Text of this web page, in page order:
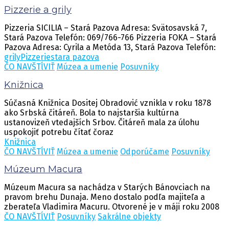
Pizzerie a grily
Pizzeria SICILIA – Stará Pazova Adresa: Svätosavská 7,
Stará Pazova Telefón: 069/766-766 Pizzeria FOKA – Stará
Pazova Adresa: Cyrila a Metóda 13, Stará Pazova Telefón:
grilyPizzeriestara pazova
ČO NAVŠTĺVIŤ Múzea a umenie Posuvníky
Knižnica
Súčasná Knižnica Dositej Obradović vznikla v roku 1878
ako Srbská čitáreň. Bola to najstaršia kultúrna
ustanovizeň vtedajších Srbov. Čitáreň mala za úlohu
uspokojiť potrebu čítať čoraz
Knižnica
ČO NAVŠTĺVIŤ Múzea a umenie Odporúčame Posuvníky
Múzeum Macura
Múzeum Macura sa nachádza v Starých Bánovciach na
pravom brehu Dunaja. Meno dostalo podľa majiteľa a
zberateľa Vladimira Macuru. Otvorené je v máji roku 2008
ČO NAVŠTĺVIŤ Posuvníky Sakrálne objekty